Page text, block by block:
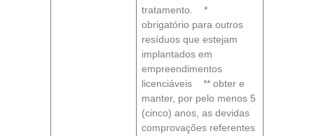
tratamento. *
obrigatório para outros
resíduos que estejam
implantados em
empreendimentos
licenciáveis ** obter e
manter, por pelo menos 5
(cinco) anos, as devidas
comprovações referentes